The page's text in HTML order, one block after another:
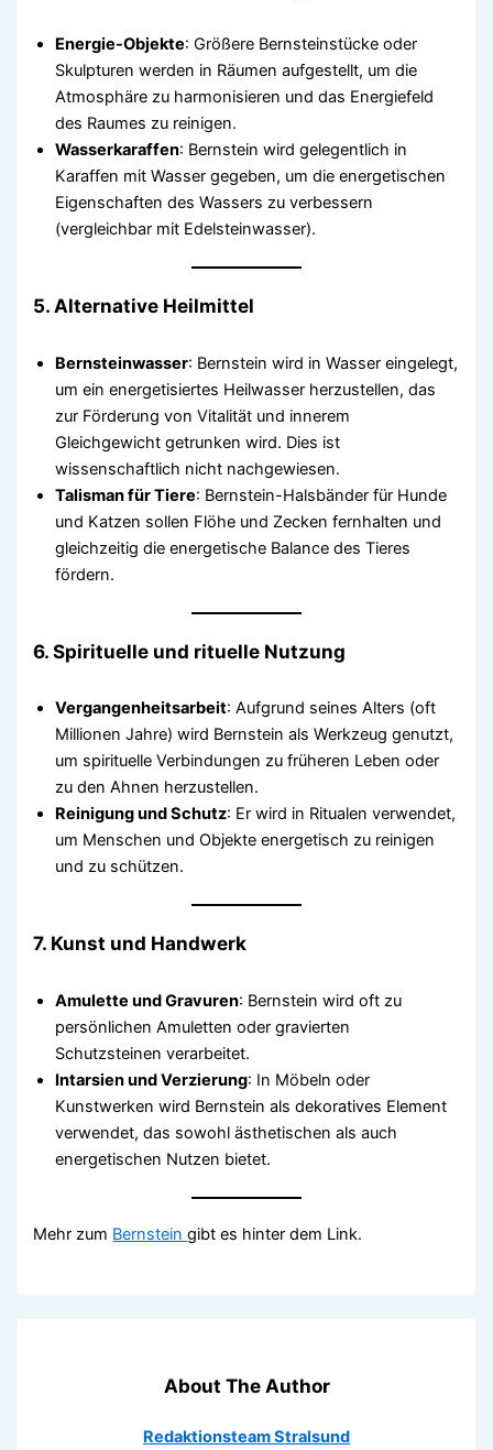
Energie-Objekte: Größere Bernsteinstücke oder
Skulpturen werden in Räumen aufgestellt, um die
Atmosphäre zu harmonisieren und das Energiefeld
des Raumes zu reinigen.
Wasserkaraffen: Bernstein wird gelegentlich in
Karaffen mit Wasser gegeben, um die energetischen
Eigenschaften des Wassers zu verbessern
(vergleichbar mit Edelsteinwasser).
5. Alternative Heilmittel
Bernsteinwasser: Bernstein wird in Wasser eingelegt,
um ein energetisiertes Heilwasser herzustellen, das
zur Förderung von Vitalität und innerem
Gleichgewicht getrunken wird. Dies ist
wissenschaftlich nicht nachgewiesen.
Talisman für Tiere: Bernstein-Halsbänder für Hunde
und Katzen sollen Flöhe und Zecken fernhalten und
gleichzeitig die energetische Balance des Tieres
fördern.
6. Spirituelle und rituelle Nutzung
Vergangenheitsarbeit: Aufgrund seines Alters (oft
Millionen Jahre) wird Bernstein als Werkzeug genutzt,
um spirituelle Verbindungen zu früheren Leben oder
zu den Ahnen herzustellen.
Reinigung und Schutz: Er wird in Ritualen verwendet,
um Menschen und Objekte energetisch zu reinigen
und zu schützen.
7. Kunst und Handwerk
Amulette und Gravuren: Bernstein wird oft zu
persönlichen Amuletten oder gravierten
Schutzsteinen verarbeitet.
Intarsien und Verzierung: In Möbeln oder
Kunstwerken wird Bernstein als dekoratives Element
verwendet, das sowohl ästhetischen als auch
energetischen Nutzen bietet.
Mehr zum Bernsteingibt es hinter dem Link.
About The Author
Redaktionsteam Stralsund